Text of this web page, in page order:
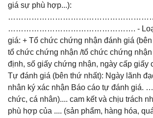
giá sự phù hợp...):
…………………………………………. - Loại
giá: + Tổ chức chứng nhận đánh giá
tổ chức chứng nhận /tổ chức chứng
định, số giấy chứng nhận, ngày cấp giấy
Tự đánh giá (bên thứ nhất): Ngày lãnh
nhân ký xác nhận Báo cáo tự đánh giá.
chức, cá nhân).... cam kết và chịu trách
phù hợp của .... (sản phẩm, hàng hóa,